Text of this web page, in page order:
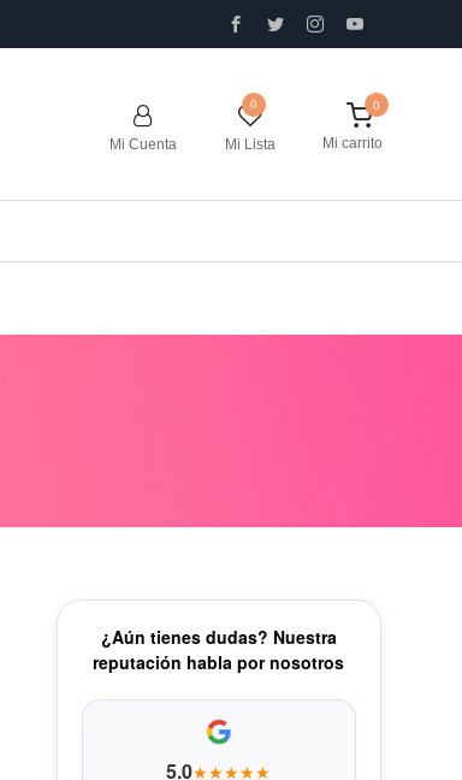
Mi Cuenta Mi Lista Mi carrito
0
¿Aún tienes dudas? Nuestra
reputación habla por nosotros
5.0★★★★★